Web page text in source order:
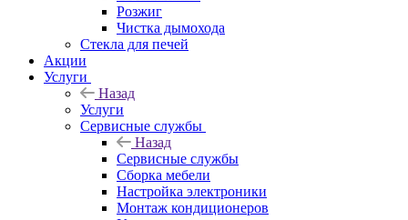
Розжиг
Чистка дымохода
Стекла для печей
Акции
Услуги
Назад
Услуги
Сервисные службы
Назад
Сервисные службы
Сборка мебели
Настройка электроники
Монтаж кондиционеров